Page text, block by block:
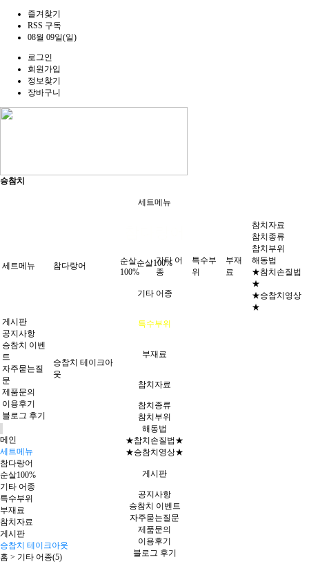
즐겨찾기
RSS 구독
08월 09일(일)
로그인
회원가입
정보찾기
장바구니
승참치
세트메뉴
순살100%
기타 어종
특수부위
부재료
참치자료
참치종류
참치부위
해동법
★참치손질법★
★승참치영상★
게시판
공지사항
승참치 이벤트
자주묻는질문
제품문의
이용후기
블로그 후기
세트메뉴 참다랑어
순살
100%
기타 어
종
특수부
위
부재
료
참치자료
참치종류
참치부위
해동법
★참치손질법
★
★승참치영상
★
게시판
공지사항
승참치 이벤
트
자주묻는질
문
제품문의
이용후기
블로그 후기
승참치 테이크아
웃
메인
세트메뉴
참다랑어
순살100%
기타 어종
특수부위
부재료
참치자료
게시판
승참치 테이크아웃
홈 > 기타 어종(5)